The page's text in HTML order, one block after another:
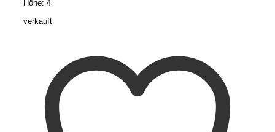
Höhe: 4
verkauft